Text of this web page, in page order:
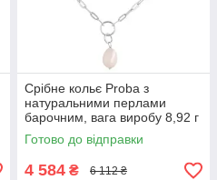
Срібне кольє Proba з
натуральними перлами
барочним, вага виробу 8,92 г
(2115687) 460510 розмір
Готово до відправки
4 584 ₴ 6 112 ₴